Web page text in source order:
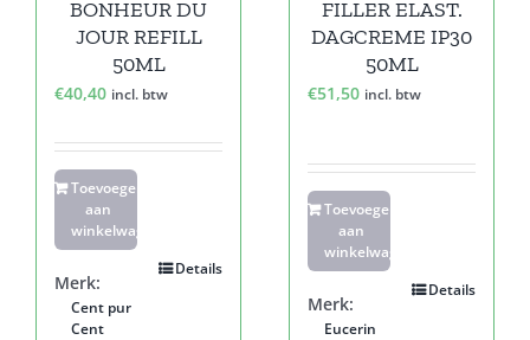
BONHEUR DU
JOUR REFILL
50ML
€40,40 incl. btw
Toevoegen
aan
winkelwagen
Details
Merk:
Cent pur
Cent
FILLER ELAST.
DAGCREME IP30
50ML
€51,50 incl. btw
Toevoegen
aan
winkelwagen
Details
Merk:
Eucerin